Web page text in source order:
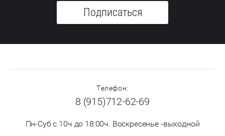
Подписаться
Телефон:
8 (915)712-62-69
Пн-Суб с 10ч до 18:00ч. Воскресенье -выходной